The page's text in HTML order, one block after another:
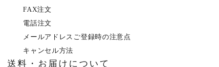
FAX注文
電話注文
メールアドレスご登録時の注意点
キャンセル方法
送料・お届けについて